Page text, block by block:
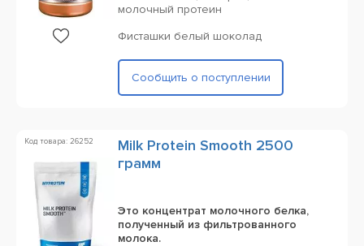
молочный протеин
Фисташки белый шоколад
Сообщить о поступлении
Код товара: 26252
Milk Protein Smooth 2500
грамм
Это концентрат молочного белка,
полученный из фильтрованного
молока.